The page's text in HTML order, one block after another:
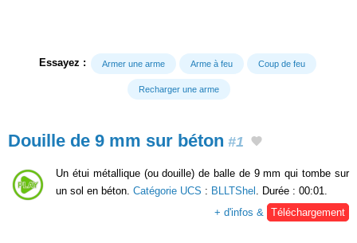
Essayez : Armer une arme Arme à feu Coup de feu
Recharger une arme
Douille de 9 mm sur béton #1
Un étui métallique (ou douille) de balle de 9 mm qui tombe sur
un sol en béton. Catégorie UCS : BLLTShel . Durée : 00:01.
+ d'infos &
Téléchargement